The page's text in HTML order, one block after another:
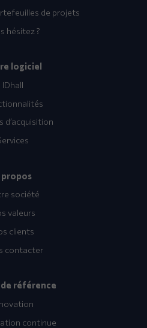
de projets
hésitez ?
logiciel
IDhall
d’acquisition
propos
société
valeurs
clients
contacter
de référence
continue